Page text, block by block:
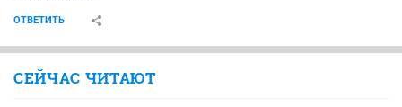
ОТВЕТИТЬ
СЕЙЧАС ЧИТАЮТ